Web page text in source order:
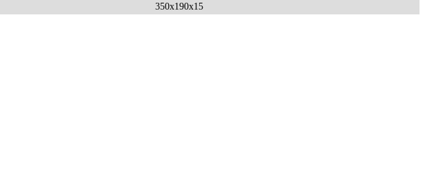
350x190x15